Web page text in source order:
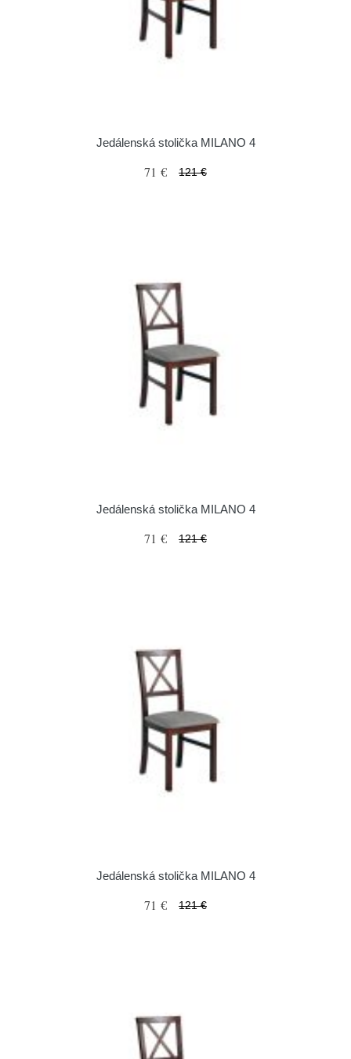
Jedálenská stolička MILANO 4
71 € 121 €
Jedálenská stolička MILANO 4
71 € 121 €
Jedálenská stolička MILANO 4
71 € 121 €